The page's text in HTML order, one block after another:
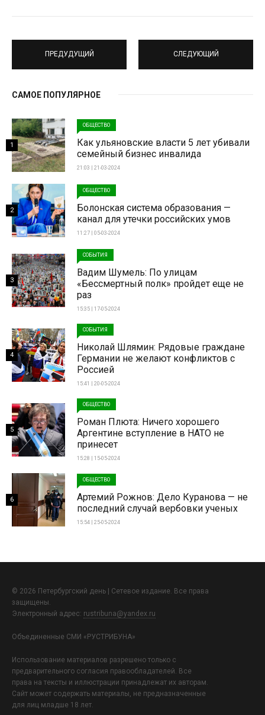
ПРЕДУДУЩИЙ СЛЕДУЮЩИЙ
САМОЕ ПОПУЛЯРНОЕ
ОБЩЕСТВО
Как ульяновские власти 5 лет убивали
семейный бизнес инвалида
21:03 | 21-03-2024
1
ОБЩЕСТВО
Болонская система образования —
канал для утечки российских умов
11:27 | 05-03-2024
2
СОБЫТИЯ
Вадим Шумель: По улицам
«Бессмертный полк» пройдет еще не
раз
15:35 | 17-05-2024
3
СОБЫТИЯ
Николай Шлямин: Рядовые граждане
Германии не желают конфликтов с
Россией
15:41 | 20-05-2024
4
ОБЩЕСТВО
Роман Плюта: Ничего хорошего
Аргентине вступление в НАТО не
принесет
15:28 | 15-05-2024
5
ОБЩЕСТВО
Артемий Рожнов: Дело Куранова — не
последний случай вербовки ученых
15:54 | 25-05-2024
6
© 2026 Петербургский день | Сетевое издание. Все права
защищены.
Электронный адрес: rustribuna@yandex.ru
Объединенные СМИ «РУСТРИБУНА»
Использование материалов разрешено только с
предварительного согласия правообладателей. Все
права на тексты и иллюстрации принадлежат их авторам.
Сайт может содержать материалы, не предназначенные
для лиц младше 18 лет.